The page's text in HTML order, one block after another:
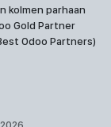
kolmen parhaan
Gold Partner
Odoo Partners)